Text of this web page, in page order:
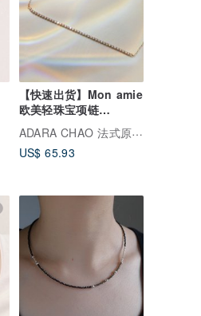
【快速出货】Mon amie
欧美轻珠宝项链
Essential系列 三用项
链
ADARA CHAO 法式原创饰品
US$ 65.93